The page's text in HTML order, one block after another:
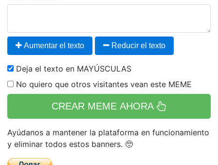
Aumentar el texto Reducir el texto
Deja el texto en MAYÚSCULAS
No quiero que otros visitantes vean este MEME
CREAR MEME AHORA
Ayúdanos a mantener la plataforma en funcionamiento
y eliminar todos estos banners. 🥺